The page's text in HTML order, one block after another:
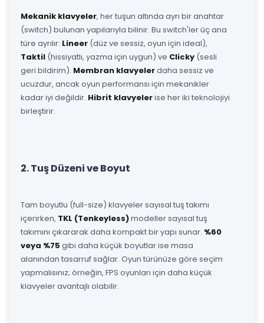
Mekanik klavyeler, her tuşun altında ayrı bir anahtar
(switch) bulunan yapılarıyla bilinir. Bu switch'ler üç ana
türe ayrılır: Lineer (düz ve sessiz, oyun için ideal),
Taktil (hissiyatlı, yazma için uygun) ve Clicky (sesli
geri bildirim). Membran klavyelerdaha sessiz ve
ucuzdur, ancak oyun performansı için mekanikler
kadar iyi değildir. Hibrit klavyelerise her iki teknolojiyi
birleştirir.
2. Tuş Düzeni ve Boyut
Tam boyutlu (full-size) klavyeler sayısal tuş takımı
içerirken, TKL (Tenkeyless)modeller sayısal tuş
takımını çıkararak daha kompakt bir yapı sunar. %60
veya %75 gibi daha küçük boyutlar ise masa
alanından tasarruf sağlar. Oyun türünüze göre seçim
yapmalısınız; örneğin, FPS oyunları için daha küçük
klavyeler avantajlı olabilir.